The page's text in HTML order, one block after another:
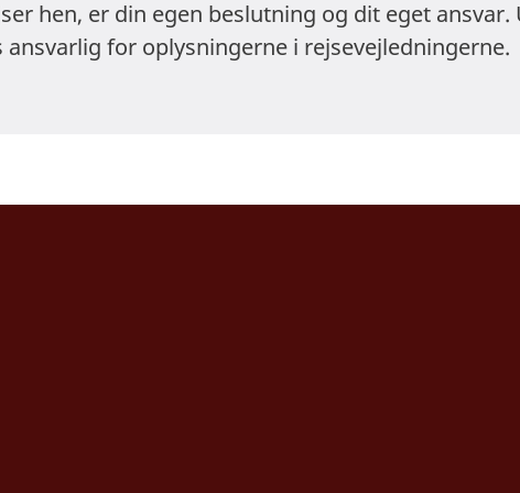
hen, er din egen beslutning og dit eget
ansvarlig for oplysningerne i rejsevejledningerne.